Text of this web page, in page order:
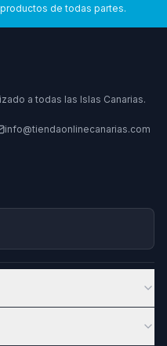
de todas partes.
a todas las Islas Canarias.
info@tiendaonlinecanarias.com